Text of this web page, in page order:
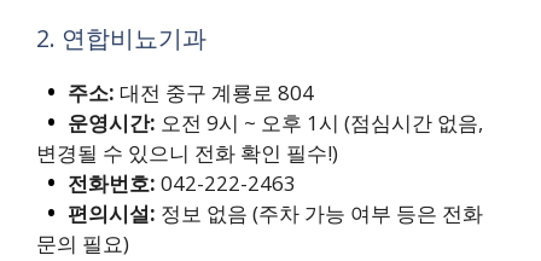
2. 연합비뇨기과
주소: 대전 중구 계룡로 804
운영시간: 오전 9시 ~ 오후 1시 (점심시간 없음,
변경될 수 있으니 전화 확인 필수!)
전화번호: 042-222-2463
편의시설: 정보 없음 (주차 가능 여부 등은 전화
문의 필요)